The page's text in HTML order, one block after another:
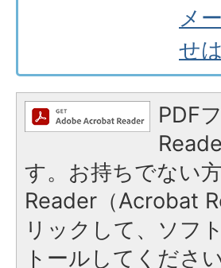
メ
せ
PDF
す。お持ちでない
Reader（Acrobat
リックして、ソフ
トールしてください